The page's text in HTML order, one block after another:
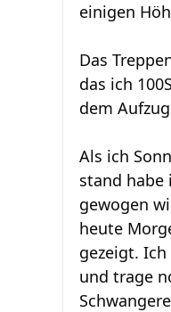
einigen
Das
das ich
dem
Als ich
stand habe
gewogen
heute
gezeigt.
und trage